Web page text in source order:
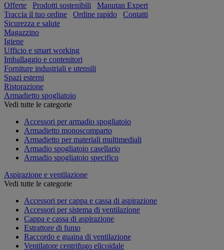
Offerte Prodotti sostenibili
Manutan Expert
Traccia il tuo ordine
Ordine rapido
Contatti
Sicurezza e salute
Magazzino
Igiene
Ufficio e smart working
Imballaggio e contenitori
Forniture industriali e utensili
Spazi esterni
Ristorazione
Armadietto spogliatoio
Vedi tutte le categorie
Accessori per armadio spogliatoio
Armadietto monoscomparto
Armadietto per materiali multimediali
Armadio spogliatoio casellario
Armadio spogliatoio specifico
Aspirazione e ventilazione
Vedi tutte le categorie
Accessori per cappa e cassa di aspirazione
Accessori per sistema di ventilazione
Cappa e cassa di aspirazione
Estrattore di fumo
Raccordo e guaina di ventilazione
Ventilatore centrifugo elicoidale